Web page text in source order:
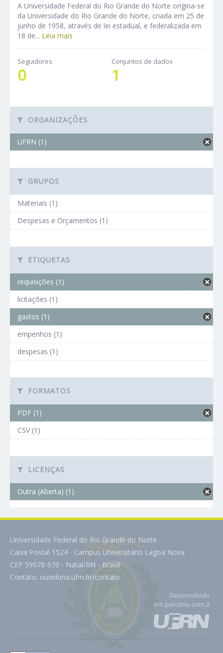
A Universidade Federal do Rio Grande do Norte origina-se
da Universidade do Rio Grande do Norte, criada em 25 de
junho de 1958, através de lei estadual, e federalizada em
18 de... Leia mais
Seguidores
0
Conjuntos de dados
1
ORGANIZAÇÕES
UFRN (1)
GRUPOS
Materiais (1)
Despesas e Orçamentos (1)
ETIQUETAS
requisições (1)
licitações (1)
gastos (1)
empenhos (1)
despesas (1)
FORMATOS
PDF (1)
CSV (1)
LICENÇAS
Outra (Aberta) (1)
Universidade Federal do Rio Grande do Norte
Caixa Postal 1524 - Campus Universitário Lagoa Nova
CEP 59078-970 - Natal/RN - Brasil
Contato: ouvidoria.ufrn.br/contato